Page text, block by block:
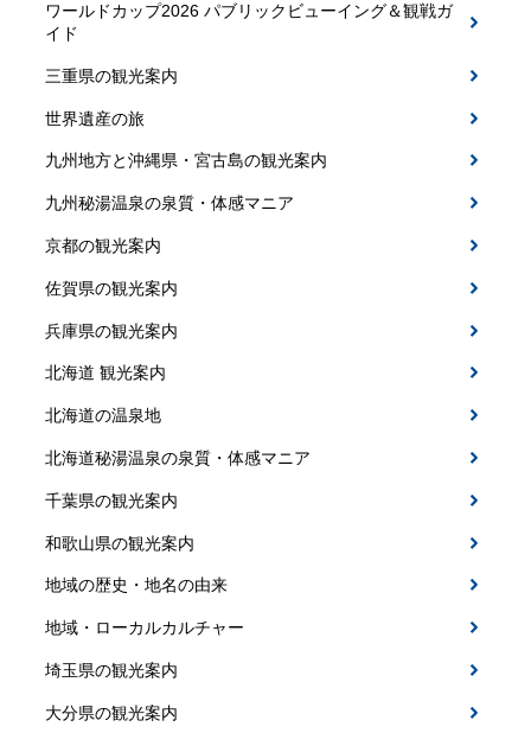
ワールドカップ2026 パブリックビューイング＆観戦ガ
イド
三重県の観光案内
世界遺産の旅
九州地方と沖縄県・宮古島の観光案内
九州秘湯温泉の泉質・体感マニア
京都の観光案内
佐賀県の観光案内
兵庫県の観光案内
北海道 観光案内
北海道の温泉地
北海道秘湯温泉の泉質・体感マニア
千葉県の観光案内
和歌山県の観光案内
地域の歴史・地名の由来
地域・ローカルカルチャー
埼玉県の観光案内
大分県の観光案内